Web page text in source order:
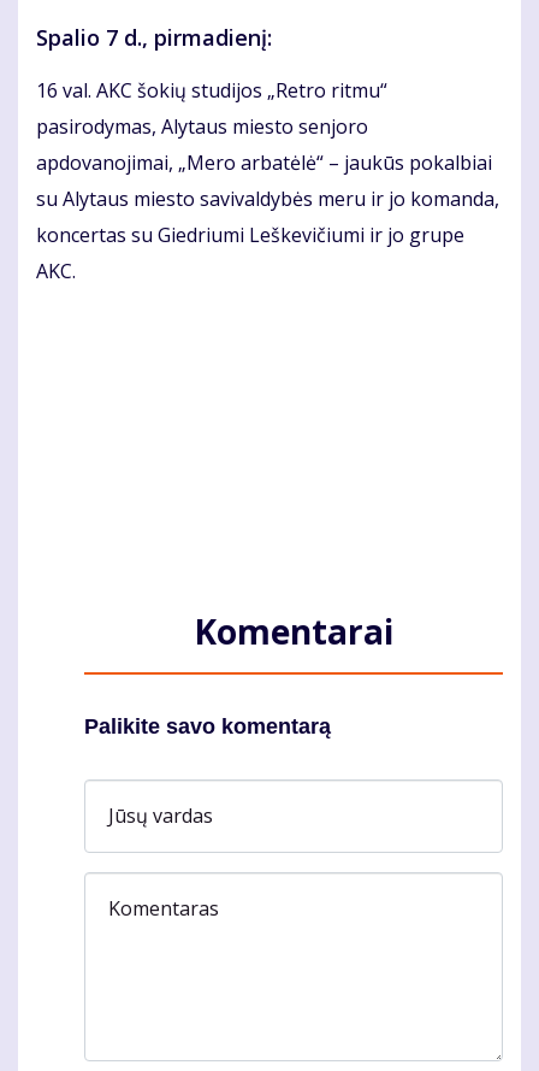
Spalio 7 d., pirmadienį:
16 val. AKC šokių studijos „Retro ritmu“
pasirodymas, Alytaus miesto senjoro
apdovanojimai, „Mero arbatėlė“ – jaukūs pokalbiai
su Alytaus miesto savivaldybės meru ir jo komanda,
koncertas su Giedriumi Leškevičiumi ir jo grupe
AKC.
Komentarai
Palikite savo komentarą
Jūsų vardas
Komentaras